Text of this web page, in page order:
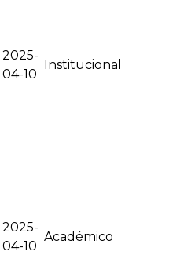
2025-
04-10
Institucional
2025-
04-10
Académico